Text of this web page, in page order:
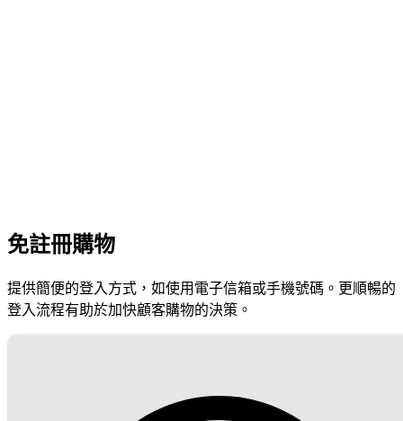
免註冊購物
提供簡便的登入方式，如使用電子信箱或手機號碼。更順暢的
登入流程有助於加快顧客購物的決策。